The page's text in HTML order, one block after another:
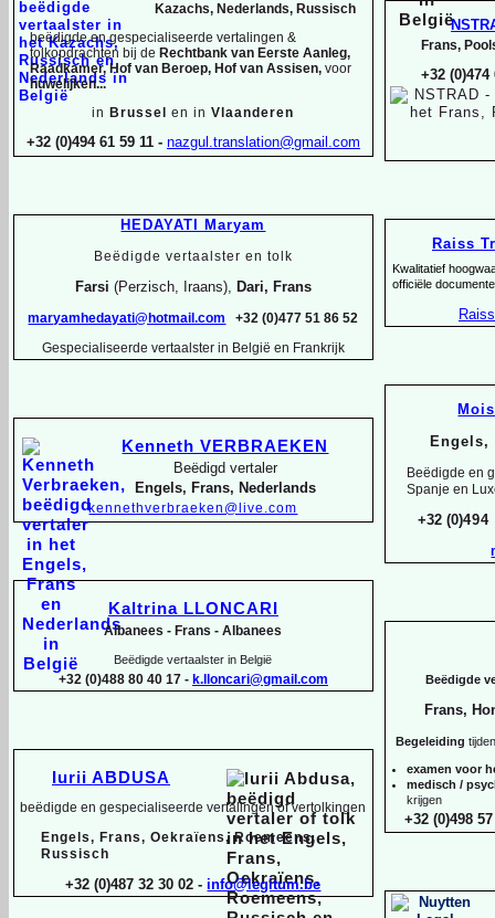
Frans,
+32
Raiss
Kwalitatief
officiële
Raiss
Engels,
Beëdigde en
Spanje en
+32 (0)494
Beëdigde
Frans,
Begeleiding
examen voor
medisch /
krijgen
+32 (0)498
Kazachs, Nederlands, Russisch
beëdigde en gespecialiseerde vertalingen &
tolkopdrachten bij de Rechtbank van Eerste Aanleg,
Raadkamer, Hof van Beroep, Hof van Assisen, voor
huwelijken...
in Brussel en inVlaanderen
+32 (0)494 61 59 11 - nazgul.translation@gmail.com
HEDAYATI Maryam
Beëdigde vertaalster en tolk
Farsi (Perzisch, Iraans), Dari, Frans
maryamhedayati@hotmail.com
+32 (0)477 51 86 52
Gespecialiseerde vertaalster in België en Frankrijk
Kenneth VERBRAEKEN
Beëdigd vertaler
Engels, Frans, Nederlands
kennethverbraeken@live.com
Kaltrina LLONCARI
Albanees - Frans - Albanees
Beëdigde vertaalster in België
+32 (0)488 80 40 17 - k.lloncari@gmail.com
Iurii ABDUSA
beëdigde en gespecialiseerde vertalingen of vertolkingen
Engels, Frans, Oekraïens, Roemeens,
Russisch
+32 (0)487 32 30 02 - info@legitum.be